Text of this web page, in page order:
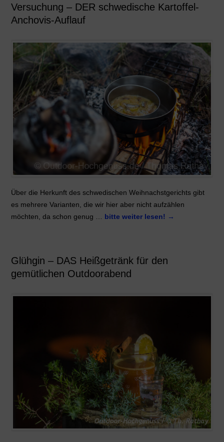
Versuchung – DER schwedische Kartoffel-
Anchovis-Auflauf
Über die Herkunft des schwedischen Weihnachstgerichts gibt
es mehrere Varianten, die wir hier aber nicht aufzählen
möchten, da schon genug … bitte weiter lesen! →
Glühgin – DAS Heißgetränk für den
gemütlichen Outdoorabend